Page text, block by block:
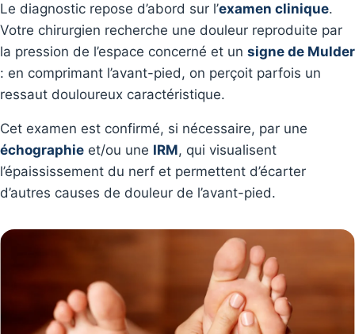
Le diagnostic repose d’abord sur l’examen clinique.
Votre chirurgien recherche une douleur reproduite par
la pression de l’espace concerné et un signe de Mulder
: en comprimant l’avant-pied, on perçoit parfois un
ressaut douloureux caractéristique.
Cet examen est confirmé, si nécessaire, par une
échographie et/ou une IRM, qui visualisent
l’épaississement du nerf et permettent d’écarter
d’autres causes de douleur de l’avant-pied.